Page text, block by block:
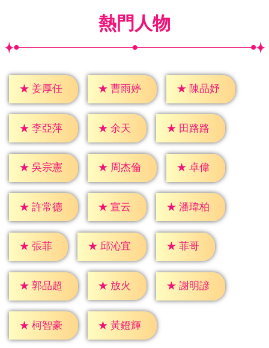
熱門人物
★ 姜厚任 ★ 曹雨婷 ★ 陳品妤
★ 李亞萍 ★ 余天 ★ 田路路
★ 吳宗憲 ★ 周杰倫 ★ 卓偉
★ 許常德 ★ 宣云 ★ 潘瑋柏
★ 張菲 ★ 邱沁宜 ★ 菲哥
★ 郭品超 ★ 放火 ★ 謝明諺
★ 柯智豪 ★ 黃鐙輝